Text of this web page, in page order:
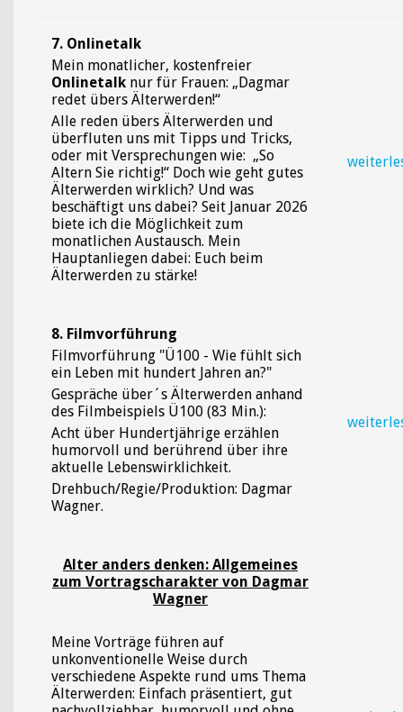
7. Onlinetalk
Mein monatlicher, kostenfreier
Onlinetalk nur für Frauen: „Dagmar
redet übers Älterwerden!“
Alle reden übers Älterwerden und
überfluten uns mit Tipps und Tricks,
oder mit Versprechungen wie: „So
Altern Sie richtig!“ Doch wie geht gutes
Älterwerden wirklich? Und was
beschäftigt uns dabei? Seit Januar 2026
biete ich die Möglichkeit zum
monatlichen Austausch. Mein
Hauptanliegen dabei: Euch beim
Älterwerden zu stärke!
8. Filmvorführung
Filmvorführung "Ü100 - Wie fühlt sich
ein Leben mit hundert Jahren an?"
Gespräche über´s Älterwerden anhand
des Filmbeispiels Ü100 (83 Min.):
Acht über Hundertjährige erzählen
humorvoll und berührend über ihre
aktuelle Lebenswirklichkeit.
Drehbuch/Regie/Produktion: Dagmar
Wagner.
Alter anders denken: Allgemeines
zum Vortragscharakter von Dagmar
Wagner
Meine Vorträge führen auf
unkonventionelle Weise durch
verschiedene Aspekte rund ums Thema
Älterwerden: Einfach präsentiert, gut